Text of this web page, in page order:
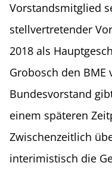
Vorstandsmitglied
stellvertretender
2018 als
Grobosch den BME
Bundesvorstand
einem späteren
Zwischenzeitlich
interimistisch die